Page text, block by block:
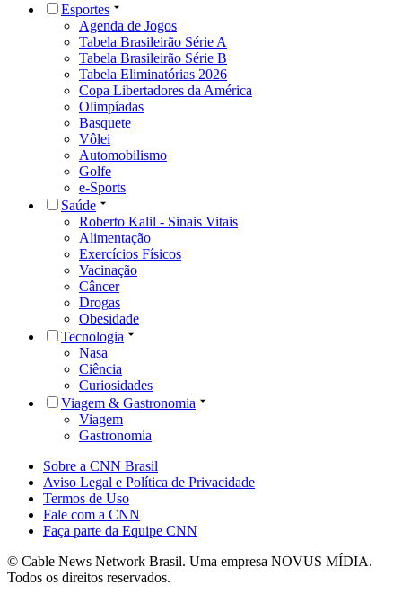
Esportes
Agenda de Jogos
Tabela Brasileirão Série A
Tabela Brasileirão Série B
Tabela Eliminatórias 2026
Copa Libertadores da América
Olimpíadas
Basquete
Vôlei
Automobilismo
Golfe
e-Sports
Saúde
Roberto Kalil - Sinais Vitais
Alimentação
Exercícios Físicos
Vacinação
Câncer
Drogas
Obesidade
Tecnologia
Nasa
Ciência
Curiosidades
Viagem & Gastronomia
Viagem
Gastronomia
Sobre a CNN Brasil
Aviso Legal e Política de Privacidade
Termos de Uso
Fale com a CNN
Faça parte da Equipe CNN
© Cable News Network Brasil. Uma empresa NOVUS MÍDIA.
Todos os direitos reservados.